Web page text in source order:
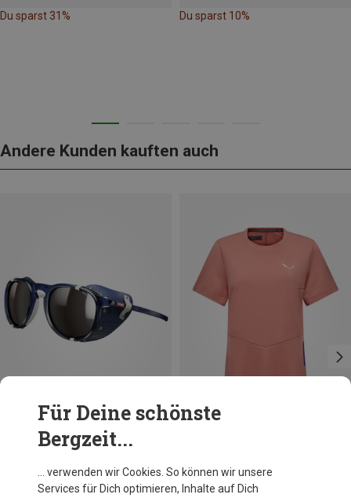
Du sparst 31% Du sparst 10%
Andere Kunden kauften auch
Du sparst 26%
Für Deine schönste
Bergzeit...
… verwenden wir Cookies. So können wir unsere
Services für Dich optimieren, Inhalte auf Dich